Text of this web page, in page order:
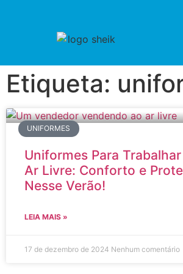
Etiqueta:
UNIFORMES
Uniformes Para
Ar Livre: Conforto e
Nesse Verão!
LEIA MAIS »
17 de dezembro de 2024 Nenhum comentário